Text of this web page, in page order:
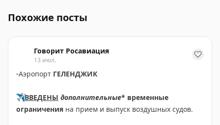
Похожие посты
Говорит Росавиация
13 июл.
▫️Аэропорт ГЕЛЕНДЖИК
✈️ВВЕДЕНЫ дополнительные* временные
ограничения на прием и выпуск воздушных судов.